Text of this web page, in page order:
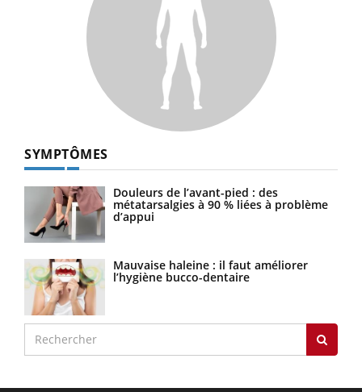
SYMPTÔMES
Douleurs de l’avant-pied : des
métatarsalgies à 90 % liées à problème
d’appui
Mauvaise haleine : il faut améliorer
l’hygiène bucco-dentaire